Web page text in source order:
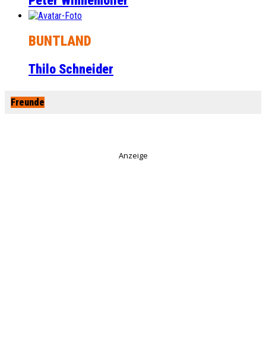
BUNTLAND
Thilo Schneider
Freunde
Anzeige